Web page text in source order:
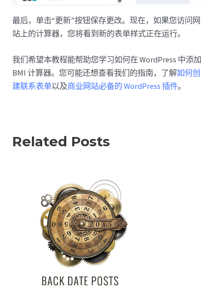
最后，单击“更新”按钮保存更改。现在，如果您访问网
站上的计算器，您将看到新的表单样式正在运行。
我们希望本教程能帮助您学习如何在 WordPress 中添加
BMI 计算器。您可能还想查看我们的指南，了解如何创
建联系表单以及商业网站必备的 WordPress 插件。
Related Posts